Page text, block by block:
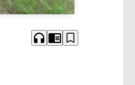
headphones chrome_reader_mode bookmark_border